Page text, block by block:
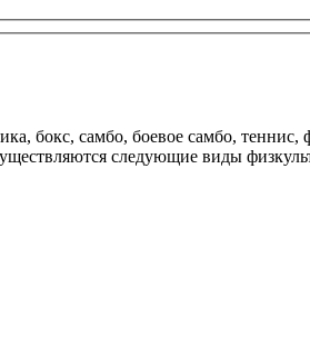
бокс, самбо, боевое самбо,
следующие виды